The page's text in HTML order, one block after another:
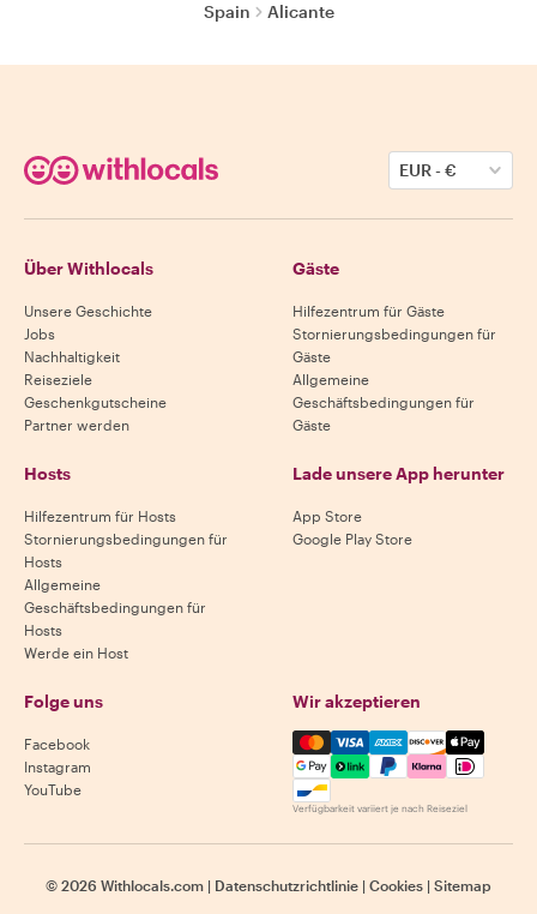
Spain Alicante
EUR-€
Über Withlocals
Unsere Geschichte
Jobs
Nachhaltigkeit
Reiseziele
Geschenkgutscheine
Partner werden
Gäste
Hilfezentrum für Gäste
Stornierungsbedingungen für
Gäste
Allgemeine
Geschäftsbedingungen für
Gäste
Hosts
Hilfezentrum für Hosts
Stornierungsbedingungen für
Hosts
Allgemeine
Geschäftsbedingungen für
Hosts
Werde ein Host
Lade unsere App herunter
App Store
Google Play Store
Folge uns
Facebook
Instagram
YouTube
Wir akzeptieren
Mastercard, Visa, Amex,
Verfügbarkeit variiert je nach Reiseziel
© 2026 Withlocals.com | Datenschutzrichtlinie | Cookies | Sitemap